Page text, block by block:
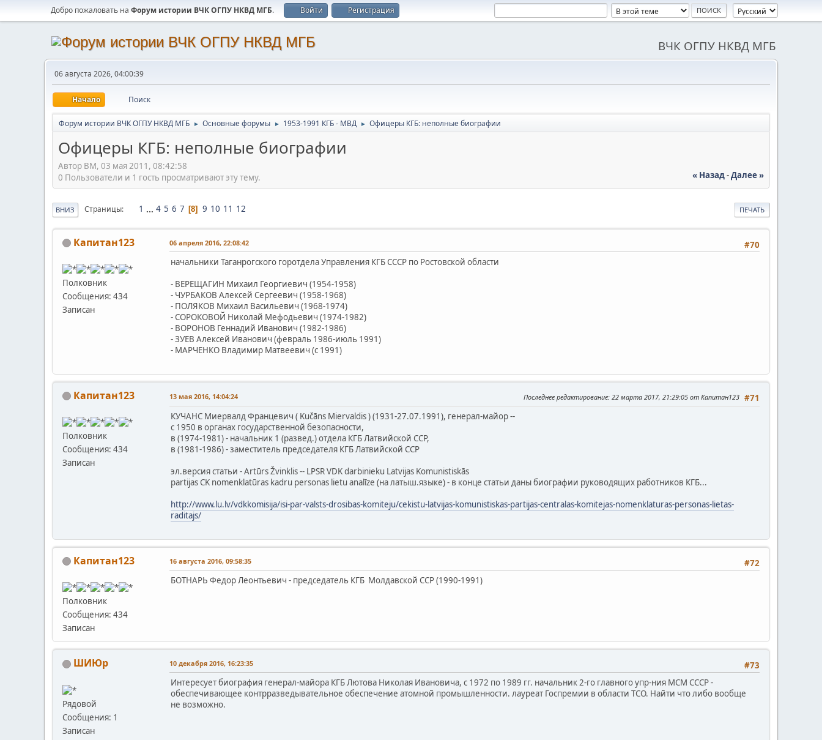
Добро пожаловать на Форум истории ВЧК ОГПУ НКВД МГБ. Войти Регистрация
ВЧК ОГПУ НКВД МГБ
06 августа 2026, 04:00:39
Начало Поиск
Форум истории ВЧК ОГПУ НКВД МГБ ► Основные форумы ► 1953-1991 КГБ - МВД ► Офицеры КГБ: неполные биографии
Офицеры КГБ: неполные биографии
Автор BM, 03 мая 2011, 08:42:58
« Назад-Далее »
0 Пользователи и 1 гость просматривают эту тему.
ПЕЧАТЬ
ВНИЗ Страницы 1 ... 4 5 6 7 8 9 10 11 12
Капитан123
Полковник
Сообщения: 434
Записан
#70
06 апреля 2016, 22:08:42
начальники Таганрогского горотдела Управления КГБ СССР по Ростовской области
- ВЕРЕЩАГИН Михаил Георгиевич (1954-1958)
- ЧУРБАКОВ Алексей Сергеевич (1958-1968)
- ПОЛЯКОВ Михаил Васильевич (1968-1974)
- СОРОКОВОЙ Николай Мефодьевич (1974-1982)
- ВОРОНОВ Геннадий Иванович (1982-1986)
- ЗУЕВ Алексей Иванович (февраль 1986-июль 1991)
- МАРЧЕНКО Владимир Матвеевич (с 1991)
Капитан123
Полковник
Сообщения: 434
Записан
#71
13 мая 2016, 14:04:24 Последнее редактирование: 22 марта 2017, 21:29:05 от Капитан123
КУЧАНС Миервалд Францевич ( Kučāns Miervaldis ) (1931-27.07.1991), генерал-майор --
с 1950 в органах государственной безопасности,
в (1974-1981) - начальник 1 (развед.) отдела КГБ Латвийской ССР,
в (1981-1986) - заместитель председателя КГБ Латвийской ССР
эл.версия статьи - Artūrs Žvinklis -- LPSR VDK darbinieku Latvijas Komunistiskās
partijas CK nomenklatūras kadru personas lietu analīze (на латыш.языке) - в конце статьи даны биографии руководящих работников КГБ...
http://www.lu.lv/vdkkomisija/isi-par-valsts-drosibas-komiteju/cekistu-latvijas-komunistiskas-partijas-centralas-komitejas-nomenklaturas-personas-lietas-
raditajs/
Капитан123
Полковник
Сообщения: 434
Записан
#72
16 августа 2016, 09:58:35
БОТНАРЬ Федор Леонтьевич - председатель КГБ Молдавской ССР (1990-1991)
ШИЮр
Рядовой
Сообщения: 1
Записан
#73
10 декабря 2016, 16:23:35
Интересует биография генерал-майора КГБ Лютова Николая Ивановича, с 1972 по 1989 гг. начальник 2-го главного упр-ния МСМ CCCР -
обеспечивающее контрразведывательное обеспечение атомной промышленности. лауреат Госпремии в области ТСО. Найти что либо вообще
не возможно.